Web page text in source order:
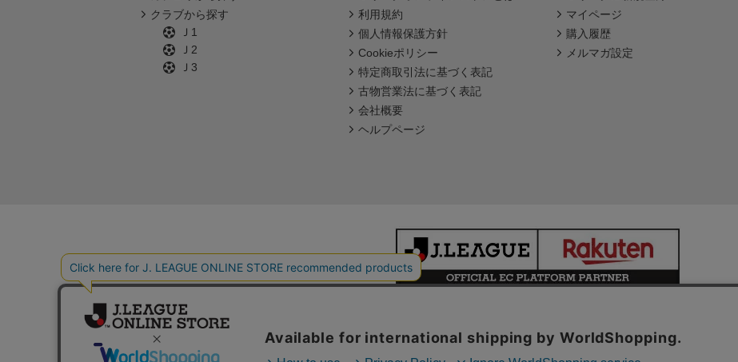
クラブから探す
Ｊ1
Ｊ2
Ｊ3
利用規約
個人情報保護方針
Cookieポリシー
特定商取引法に基づく表記
古物営業法に基づく表記
会社概要
ヘルプページ
マイページ
購入履歴
メルマガ設定
本サイトで使用している文章・画像等の無断での複製・転載を禁止します。
© JAPAN PROFESSIONAL FOOTBALL LEAGUE Rakuten Group, Inc.